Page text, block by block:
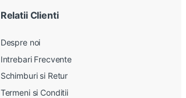
Relatii Clienti
Despre noi
Intrebari Frecvente
Schimburi si Retur
Termeni si Conditii